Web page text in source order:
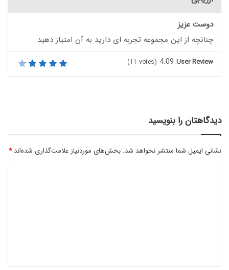
دوست عزیز
چنانچه از این مجموعه تجربه ای دارید به آن امتیاز دهید
User Review
4.09
(11 votes)
دیدگاهتان را بنویسید
نشانی ایمیل شما منتشر نخواهد شد. بخش‌های موردنیاز علامت‌گذاری شده‌اند*